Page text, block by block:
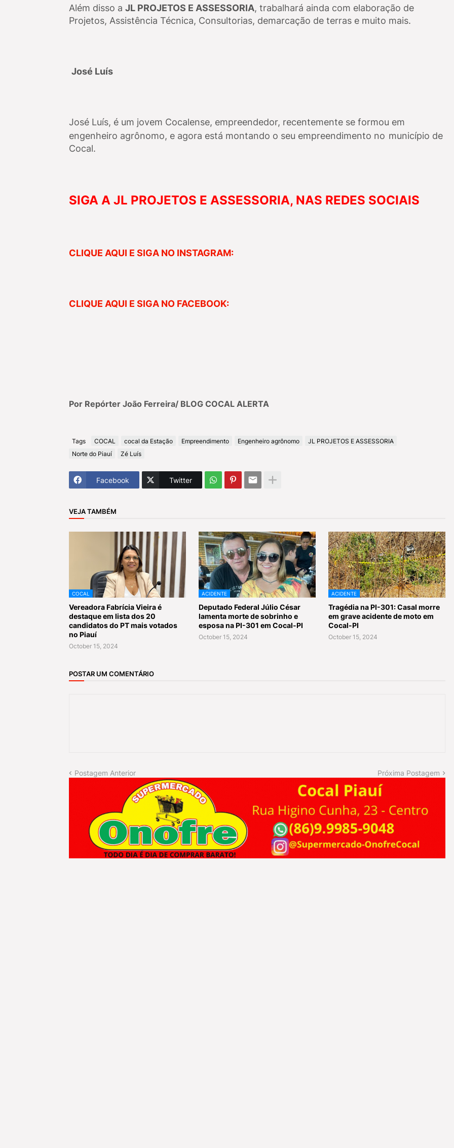
Além disso a JL PROJETOS E ASSESSORIA, trabalhará ainda com elaboração de
Projetos, Assistência Técnica, Consultorias, demarcação de terras e muito mais.
José Luís
José Luís, é um jovem Cocalense, empreendedor, recentemente se formou em
engenheiro agrônomo, e agora está montando o seu empreendimento no município de
Cocal.
SIGA A JL PROJETOS E ASSESSORIA, NAS REDES SOCIAIS
CLIQUE AQUI E SIGA NO INSTAGRAM:
CLIQUE AQUI E SIGA NO FACEBOOK:
Por Repórter João Ferreira/ BLOG COCAL ALERTA
Tags COCAL cocal da Estação Empreendimento Engenheiro agrônomo
JL PROJETOS E ASSESSORIA
Norte do Piauí
Zé Luís
Facebook Twitter
VEJA TAMBÉM
COCAL
Vereadora Fabrícia Vieira é
destaque em lista dos 20
candidatos do PT mais votados
no Piauí
October 15, 2024
ACIDENTE
Deputado Federal Júlio César
lamenta morte de sobrinho e
esposa na PI-301 em Cocal-PI
October 15, 2024
ACIDENTE
Tragédia na PI-301: Casal morre
em grave acidente de moto em
Cocal-PI
October 15, 2024
POSTAR UM COMENTÁRIO
Postagem Anterior Próxima Postagem